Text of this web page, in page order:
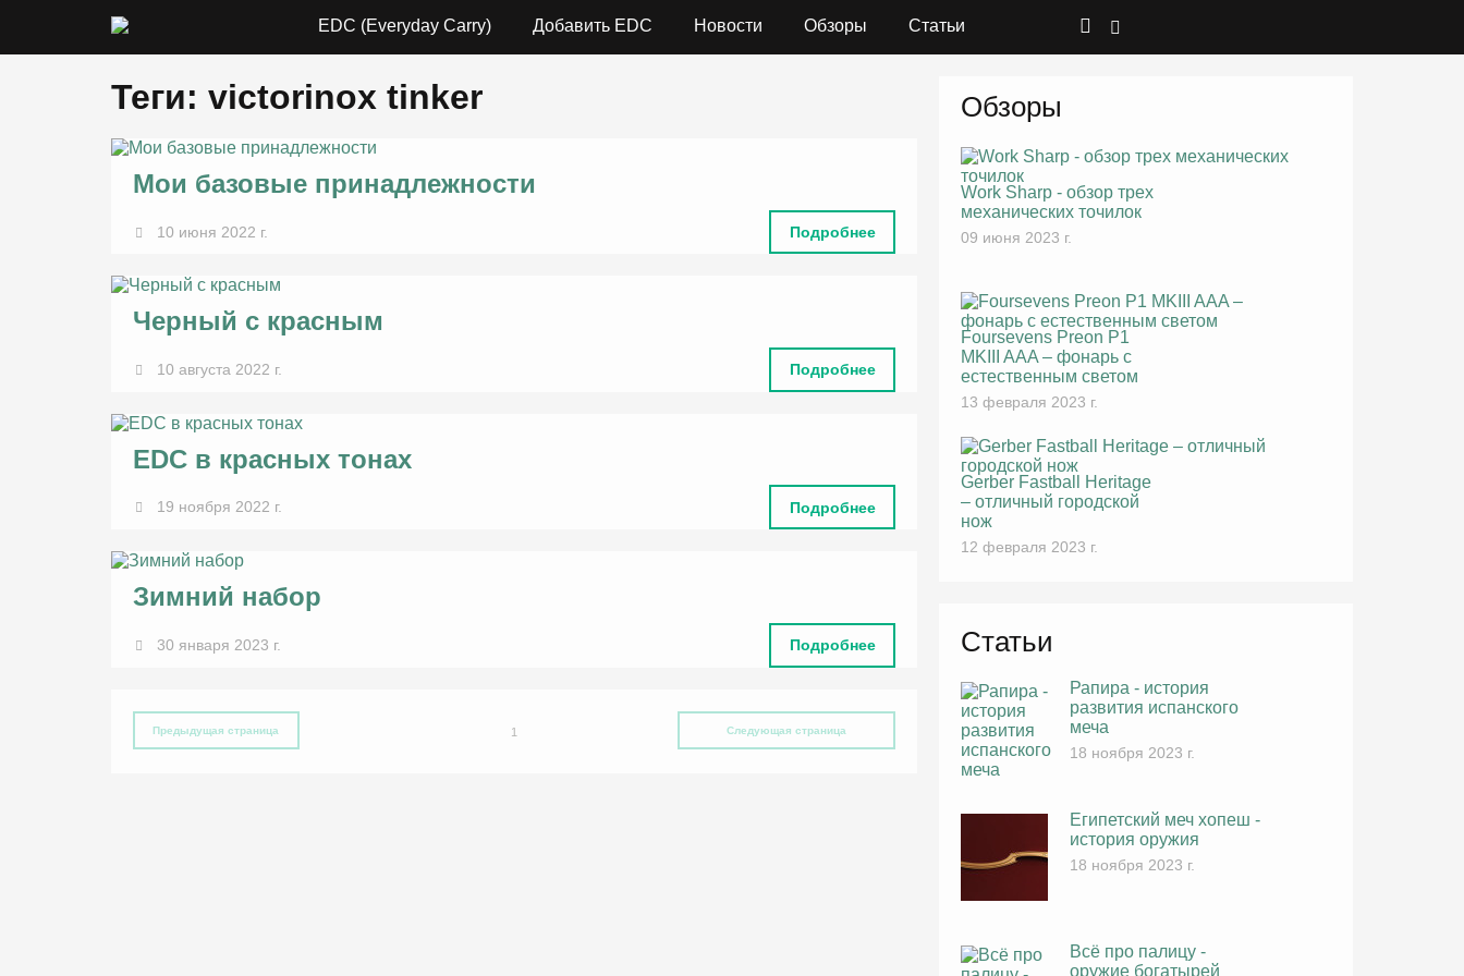
EDC (Everyday Carry) Добавить EDC Новости Обзоры Статьи
Теги: victorinox tinker
Мои базовые принадлежности
10 июня 2022 г. Подробнее
Черный с красным
10 августа 2022 г. Подробнее
EDC в красных тонах
19 ноября 2022 г. Подробнее
Зимний набор
30 января 2023 г. Подробнее
Предыдущая страница 1 Следующая страница
Обзоры
Work Sharp - обзор трех
механических точилок
09 июня 2023 г.
Foursevens Preon P1
MKIII AAA – фонарь с
естественным светом
13 февраля 2023 г.
Gerber Fastball Heritage
– отличный городской
нож
12 февраля 2023 г.
Статьи
Рапира - история
развития испанского
меча
18 ноября 2023 г.
Египетский меч хопеш -
история оружия
18 ноября 2023 г.
Всё про палицу -
оружие богатырей